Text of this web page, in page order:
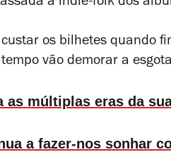
os bilhetes quando
vão demorar a
múltiplas eras da
a fazer-nos sonhar